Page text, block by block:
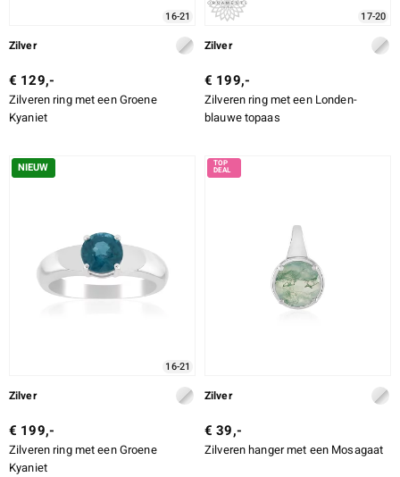
16-21
Zilver
€ 129,-
Zilveren ring met een Groene
Kyaniet
17-20
Zilver
€ 199,-
Zilveren ring met een Londen-
blauwe topaas
NIEUW
16-21
Zilver
€ 199,-
Zilveren ring met een Groene
Kyaniet
Zilver
€ 39,-
Zilveren hanger met een Mosagaat